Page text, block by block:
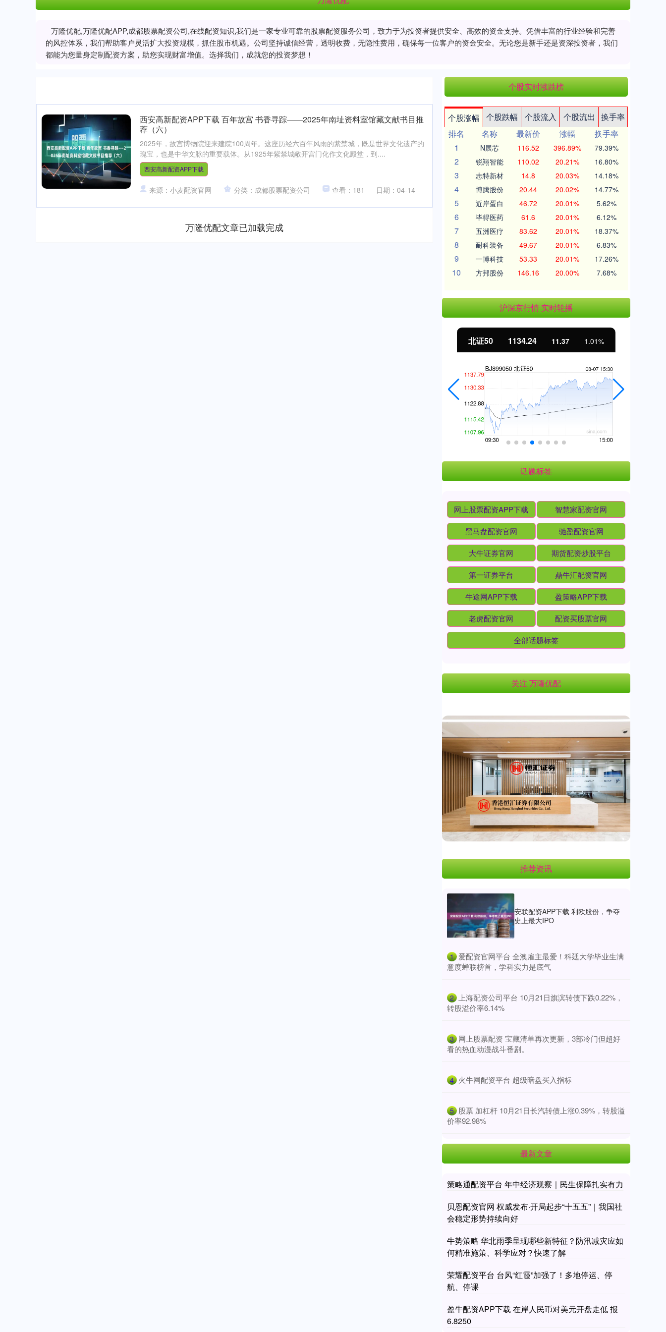
万隆优配,万隆优配APP,成都股票配资公司,在线配资知识,我们是一家专业可靠的股票配资服务公司，致力于为投资者提供安全、高效的资金支持。凭借丰富的行业经验和完善
的风控体系，我们帮助客户灵活扩大投资规模，抓住股市机遇。公司坚持诚信经营，透明收费，无隐性费用，确保每一位客户的资金安全。无论您是新手还是资深投资者，我们
都能为您量身定制配资方案，助您实现财富增值。选择我们，成就您的投资梦想！
西安高新配资APP下载 百年故宫 书香寻踪——2025年南址资料室馆藏文献书目推
荐（六）
2025年，故宫博物院迎来建院100周年。这座历经六百年风雨的紫禁城，既是世界文化遗产的
瑰宝，也是中华文脉的重要载体。从1925年紫禁城敞开宫门化作文化殿堂，到....
西安高新配资APP下载
来源：小麦配资官网 分类：成都股票配资公司 查看：181 日期：04-14
万隆优配文章已加载完成
个股实时涨跌榜
个股涨幅 个股跌幅 个股流入 个股流出
换手率
排名
名称 最新价 涨幅
换手率
1
N展芯 116.52 396.89% 79.39%
2 锐翔智能 110.02 20.21% 16.80%
3 志特新材 14.8 20.03% 14.18%
4 博腾股份 20.44 20.02% 14.77%
5 近岸蛋白 46.72 20.01% 5.62%
6 毕得医药 61.6 20.01% 6.12%
7 五洲医疗 83.62 20.01% 18.37%
8 耐科装备 49.67 20.01% 6.83%
9 一博科技 53.33 20.01% 17.26%
10 方邦股份 146.16 20.00% 7.68%
沪深京行情 实时轮播
北证50 1134.24 11.37 1.01%
话题标签
网上股票配资APP下载 智慧家配资官网
黑马盘配资官网 驰盈配资官网
大牛证券官网 期货配资炒股平台
第一证券平台 鼎牛汇配资官网
牛途网APP下载 盈策略APP下载
老虎配资官网 配资买股票官网
全部话题标签
关注 万隆优配
推荐资讯
安联配资APP下载 利欧股份，争夺
史上最大IPO
1 ​爱配资官网平台 全澳雇主最爱！科廷大学毕业生满
意度蝉联榜首，学科实力是底气
2
​上海配资公司平台 10月21日旗滨转债下跌0.22%，
转股溢价率6.14%
3 ​网上股票配资 宝藏清单再次更新，3部冷门但超好
看的热血动漫战斗番剧。
4 ​火牛网配资平台 超级暗盘买入指标
5 ​股票 加杠杆 10月21日长汽转债上涨0.39%，转股溢
价率92.98%
最新文章
策略通配资平台 年中经济观察｜民生保障扎实有力
贝恩配资官网 权威发布·开局起步“十五五”｜我国社
会稳定形势持续向好
牛势策略 华北雨季呈现哪些新特征？防汛减灾应如
何精准施策、科学应对？快速了解
荣耀配资平台 台风“红霞”加强了！多地停运、停
航、停课
盈牛配资APP下载 在岸人民币对美元开盘走低 报
6.8250